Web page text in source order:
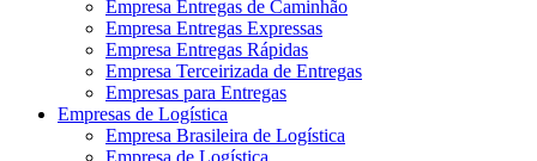
Empresa Entregas de Caminhão
Empresa Entregas Expressas
Empresa Entregas Rápidas
Empresa Terceirizada de Entregas
Empresas para Entregas
Empresas de Logística
Empresa Brasileira de Logística
Empresa de Logística